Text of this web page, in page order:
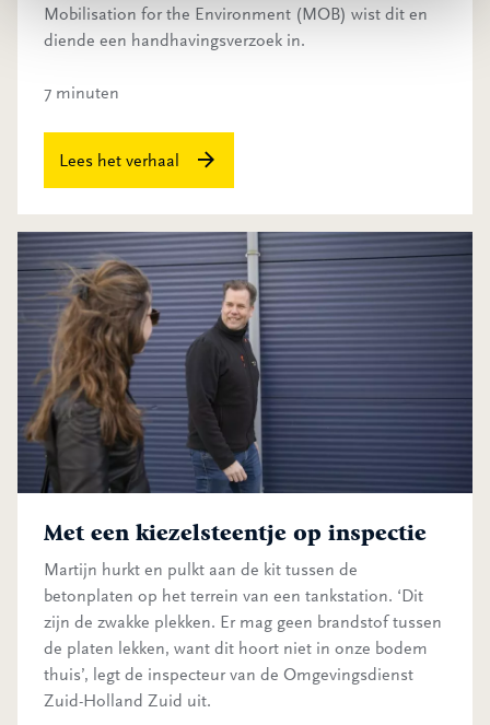
Mobilisation for the Environment (MOB) wist dit en
diende een handhavingsverzoek in.
7 minuten
Lees het verhaal
Met een kiezelsteentje op inspectie
Martijn hurkt en pulkt aan de kit tussen de
betonplaten op het terrein van een tankstation. ‘Dit
zijn de zwakke plekken. Er mag geen brandstof tussen
de platen lekken, want dit hoort niet in onze bodem
thuis’, legt de inspecteur van de Omgevingsdienst
Zuid-Holland Zuid uit.
Met een kiezelsteentje op inspectie